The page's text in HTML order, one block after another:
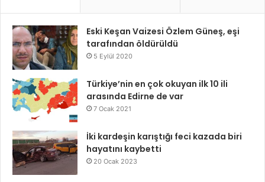
Eski Keşan Vaizesi Özlem Güneş, eşi
tarafından öldürüldü
5 Eylül 2020
Türkiye’nin en çok okuyan ilk 10 ili
arasında Edirne de var
7 Ocak 2021
İki kardeşin karıştığı feci kazada biri
hayatını kaybetti
20 Ocak 2023